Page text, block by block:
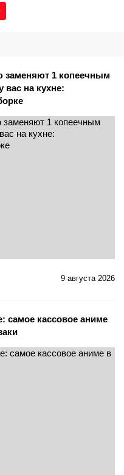
1 копеечным
вас на кухне:
9 августа 2026
самое кассовое аниме